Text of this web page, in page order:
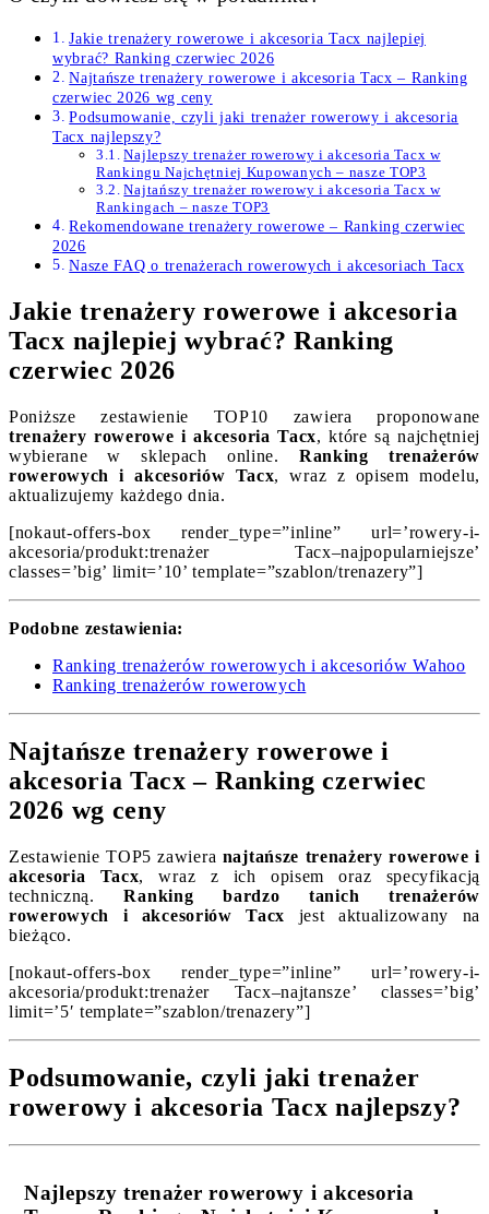
Jakie trenażery rowerowe i akcesoria Tacx najlepiej
wybrać? Ranking czerwiec 2026
Najtańsze trenażery rowerowe i akcesoria Tacx – Ranking
czerwiec 2026 wg ceny
Podsumowanie, czyli jaki trenażer rowerowy i akcesoria
Tacx najlepszy?
Najlepszy trenażer rowerowy i akcesoria Tacx w
Rankingu Najchętniej Kupowanych – nasze TOP3
Najtańszy trenażer rowerowy i akcesoria Tacx w
Rankingach – nasze TOP3
Rekomendowane trenażery rowerowe – Ranking czerwiec
2026
Nasze FAQ o trenażerach rowerowych i akcesoriach Tacx
Jakie trenażery rowerowe i akcesoria
Tacx najlepiej wybrać? Ranking
czerwiec 2026
Poniższe zestawienie TOP10 zawiera proponowane
trenażery rowerowe i akcesoria Tacx, które są najchętniej
wybierane w sklepach online. Ranking trenażerów
rowerowych i akcesoriów Tacx, wraz z opisem modelu,
aktualizujemy każdego dnia.
[nokaut-offers-box render_type=”inline” url=’rowery-i-
akcesoria/produkt:trenażer Tacx–najpopularniejsze’
classes=’big’ limit=’10’ template=”szablon/trenazery”]
Podobne zestawienia:
Ranking trenażerów rowerowych i akcesoriów Wahoo
Ranking trenażerów rowerowych
Najtańsze trenażery rowerowe i
akcesoria Tacx – Ranking czerwiec
2026 wg ceny
Zestawienie TOP5 zawiera najtańsze trenażery rowerowe i
akcesoria Tacx, wraz z ich opisem oraz specyfikacją
techniczną.Ranking bardzo tanich trenażerów
rowerowych i akcesoriów Tacx jest aktualizowany na
bieżąco.
[nokaut-offers-box render_type=”inline” url=’rowery-i-
akcesoria/produkt:trenażer Tacx–najtansze’ classes=’big’
limit=’5′ template=”szablon/trenazery”]
Podsumowanie, czyli jaki trenażer
rowerowy i akcesoria Tacx najlepszy?
Najlepszy trenażer rowerowy i akcesoria